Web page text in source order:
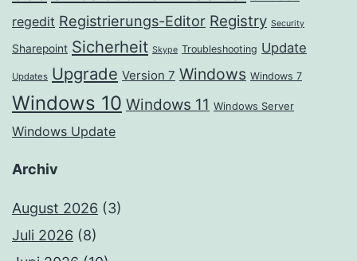
regedit Registrierungs-Editor Registry Security
Sharepoint Sicherheit Skype Troubleshooting Update
Updates Upgrade Version 7 Windows Windows 7
Windows 10 Windows 11 Windows Server
Windows Update
Archiv
August 2026 (3)
Juli 2026 (8)